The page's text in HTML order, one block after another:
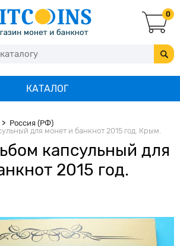
0
КАТАЛОГ
Россия (РФ)
для монет и банкнот 2015 год. Крым.
капсульный для
2015 год.